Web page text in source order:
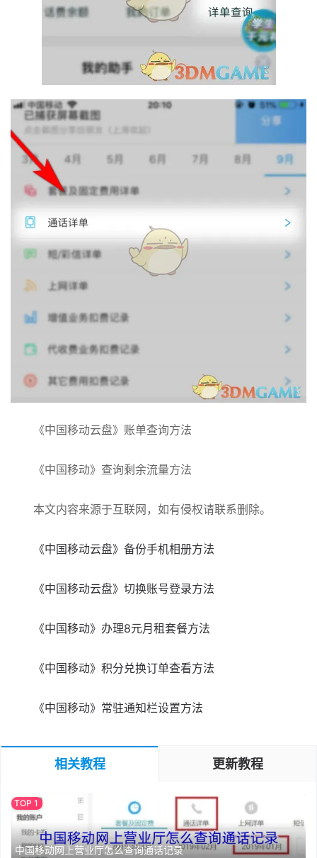
《中国移动云盘》账单查询方法
《中国移动》查询剩余流量方法
本文内容来源于互联网，如有侵权请联系删除。
《中国移动云盘》备份手机相册方法
《中国移动云盘》切换账号登录方法
《中国移动》办理8元月租套餐方法
《中国移动》积分兑换订单查看方法
《中国移动》常驻通知栏设置方法
相关教程 更新教程
中国移动网上营业厅怎么查询通话记录